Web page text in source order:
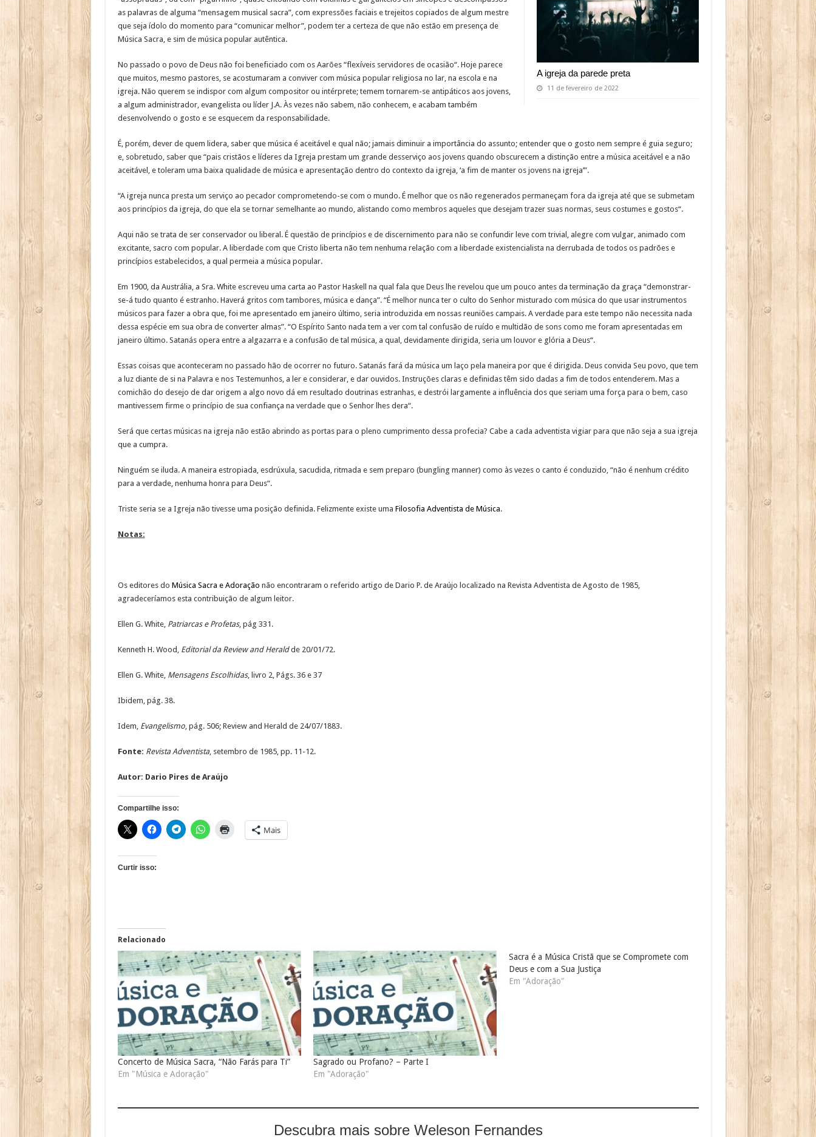
A igreja da parede preta
11 de fevereiro de 2022
as palavras de alguma “mensagem musical sacra”, com expressões faciais e trejeitos copiados de algum mestre
que seja ídolo do momento para “comunicar melhor”, podem ter a certeza de que não estão em presença de
Música Sacra, e sim de música popular autêntica.
No passado o povo de Deus não foi beneficiado com os Aarões “flexíveis servidores de ocasião“. Hoje parece
que muitos, mesmo pastores, se acostumaram a conviver com música popular religiosa no lar, na escola e na
igreja. Não querem se indispor com algum compositor ou intérprete; temem tornarem-se antipáticos aos jovens,
a algum administrador, evangelista ou líder J.A. Às vezes não sabem, não conhecem, e acabam também
desenvolvendo o gosto e se esquecem da responsabilidade.
É, porém, dever de quem lidera, saber que música é aceitável e qual não; jamais diminuir a importância do assunto; entender que o gosto nem sempre é guia seguro;
e, sobretudo, saber que “pais cristãos e líderes da Igreja prestam um grande desserviço aos jovens quando obscurecem a distinção entre a música aceitável e a não
aceitável, e toleram uma baixa qualidade de música e apresentação dentro do contexto da igreja, ‘a fim de manter os jovens na igreja’”.
“A igreja nunca presta um serviço ao pecador comprometendo-se com o mundo. É melhor que os não regenerados permaneçam fora da igreja até que se submetam
aos princípios da igreja, do que ela se tornar semelhante ao mundo, alistando como membros aqueles que desejam trazer suas normas, seus costumes e gostos“.
Aqui não se trata de ser conservador ou liberal. É questão de princípios e de discernimento para não se confundir leve com trivial, alegre com vulgar, animado com
excitante, sacro com popular. A liberdade com que Cristo liberta não tem nenhuma relação com a liberdade existencialista na derrubada de todos os padrões e
princípios estabelecidos, a qual permeia a música popular.
Em 1900, da Austrália, a Sra. White escreveu uma carta ao Pastor Haskell na qual fala que Deus lhe revelou que um pouco antes da terminação da graça “demonstrar-
se-á tudo quanto é estranho. Haverá gritos com tambores, música e dança”. “É melhor nunca ter o culto do Senhor misturado com música do que usar instrumentos
músicos para fazer a obra que, foi me apresentado em janeiro último, seria introduzida em nossas reuniões campais. A verdade para este tempo não necessita nada
dessa espécie em sua obra de converter almas”. “O Espírito Santo nada tem a ver com tal confusão de ruído e multidão de sons como me foram apresentadas em
janeiro último. Satanás opera entre a algazarra e a confusão de tal música, a qual, devidamente dirigida, seria um louvor e glória a Deus“.
Essas coisas que aconteceram no passado hão de ocorrer no futuro. Satanás fará da música um laço pela maneira por que é dirigida. Deus convida Seu povo, que tem
a luz diante de si na Palavra e nos Testemunhos, a ler e considerar, e dar ouvidos. Instruções claras e definidas têm sido dadas a fim de todos entenderem. Mas a
comichão do desejo de dar origem a algo novo dá em resultado doutrinas estranhas, e destrói largamente a influência dos que seriam uma força para o bem, caso
mantivessem firme o princípio de sua confiança na verdade que o Senhor lhes dera“.
Será que certas músicas na igreja não estão abrindo as portas para o pleno cumprimento dessa profecia? Cabe a cada adventista vigiar para que não seja a sua igreja
que a cumpra.
Ninguém se iluda. A maneira estropiada, esdrúxula, sacudida, ritmada e sem preparo (bungling manner) como às vezes o canto é conduzido, “não é nenhum crédito
para a verdade, nenhuma honra para Deus“.
Triste seria se a Igreja não tivesse uma posição definida. Felizmente existe uma Filosofia Adventista de Música.
Notas:
Os editores do Música Sacra e Adoração não encontraram o referido artigo de Dario P. de Araújo localizado na Revista Adventista de Agosto de 1985,
agradeceríamos esta contribuição de algum leitor.
Ellen G. White, Patriarcas e Profetas, pág 331.
Kenneth H. Wood, Editorial da Review and Heraldde 20/01/72.
Ellen G. White, Mensagens Escolhidas, livro 2, Págs. 36 e 37
Ibidem, pág. 38.
Idem, Evangelismo, pág. 506; Review and Herald de 24/07/1883.
Fonte: Revista Adventista, setembro de 1985, pp. 11-12.
Autor: Dario Pires de Araújo
Compartilhe isso:
Mais
Curtir isso:
Relacionado
Concerto de Música Sacra, “Não Farás para Ti”
Em "Música e Adoração"
Sagrado ou Profano? – Parte I
Em "Adoração"
Sacra é a Música Cristã que se Compromete com
Deus e com a Sua Justiça
Em "Adoração"
Descubra mais sobre Weleson Fernandes